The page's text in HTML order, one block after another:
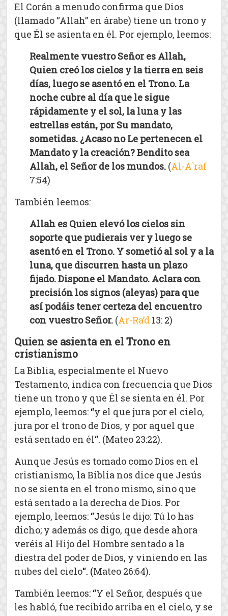
El Corán a menudo confirma que Dios
(llamado “Allah” en árabe) tiene un trono y
que Él se asienta en él. Por ejemplo, leemos:
Realmente vuestro Señor es Allah,
Quien creó los cielos y la tierra en seis
días, luego se asentó en el Trono. La
noche cubre al día que le sigue
rápidamente y el sol, la luna y las
estrellas están, por Su mandato,
sometidas. ¿Acaso no Le pertenecen el
Mandato y la creación? Bendito sea
Allah, el Señor de los mundos. (Al-A`raf
7:54)
También leemos:
Allah es Quien elevó los cielos sin
soporte que pudierais ver y luego se
asentó en el Trono. Y sometió al sol y a la
luna, que discurren hasta un plazo
fijado. Dispone el Mandato. Aclara con
precisión los signos (aleyas) para que
así podáis tener certeza del encuentro
con vuestro Señor. (Ar-Ra’d 13: 2)
Quien se asienta en el Trono en
cristianismo
La Biblia, especialmente el Nuevo
Testamento, indica con frecuencia que Dios
tiene un trono y que Él se sienta en él. Por
ejemplo, leemos: “y el que jura por el cielo,
jura por el trono de Dios, y por aquel que
está sentado en él“. (Mateo 23:22).
Aunque Jesús es tomado como Dios en el
cristianismo, la Biblia nos dice que Jesús
no se sienta en el trono mismo, sino que
está sentado a la derecha de Dios. Por
ejemplo, leemos: “Jesús le dijo: Tú lo has
dicho; y además os digo, que desde ahora
veréis al Hijo del Hombre sentado a la
diestra del poder de Dios, y viniendo en las
nubes del cielo“. (Mateo 26:64).
También leemos: “Y el Señor, después que
les habló, fue recibido arriba en el cielo, y se